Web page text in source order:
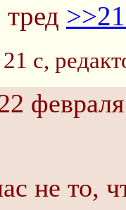
21 с,
не то,